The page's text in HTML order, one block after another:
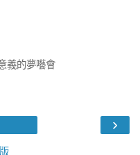
義的夢囈會
›